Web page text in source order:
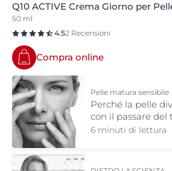
Q10 ACTIVE Crema Giorno per
50 ml
4.52 Recensioni
Compra online
Pelle matura sensibile
Perché la pelle
con il passare del
6 minuti di lettura